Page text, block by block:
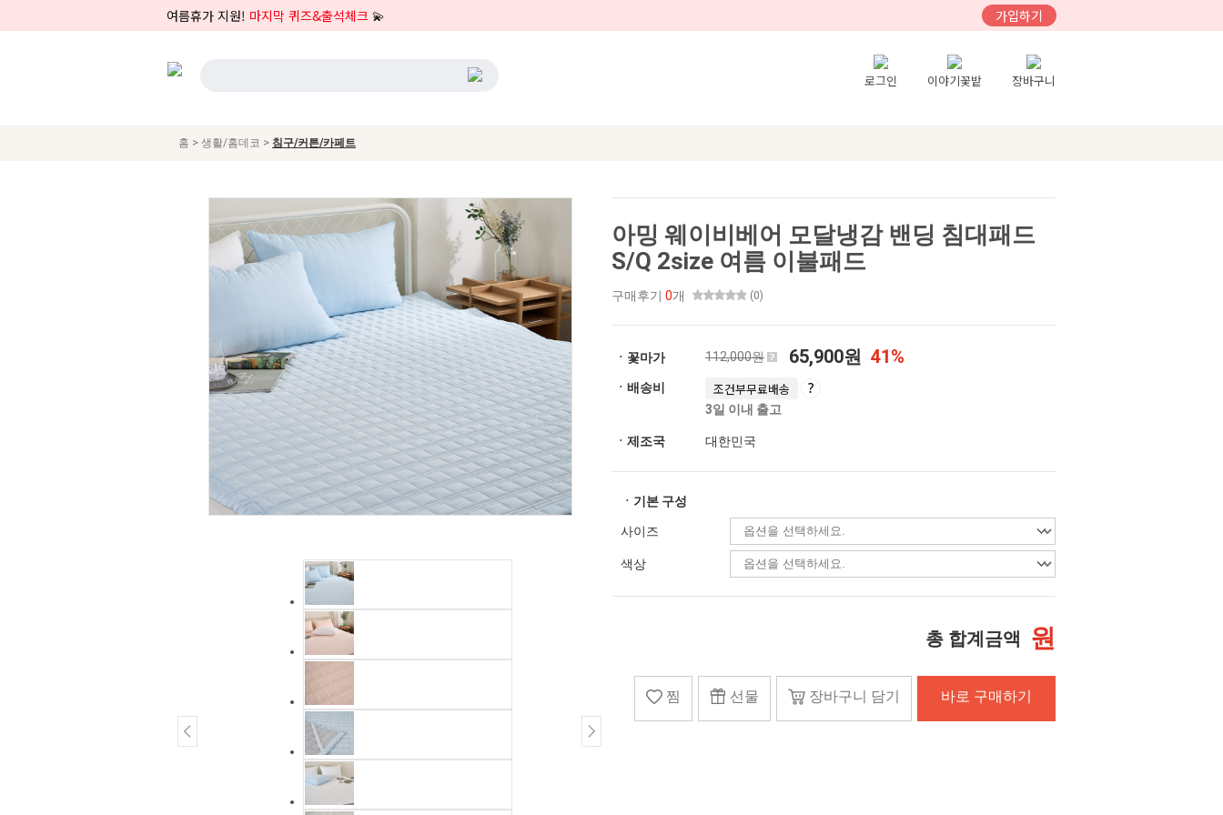
여름휴가 지원! 마지막 퀴즈&출석체크 💫 가입하기
로그인 이야기꽃밭 장바구니
홈 > 생활/홈데코 > 침구/커튼/카페트
아밍 웨이비베어 모달냉감 밴딩 침대패드
S/Q 2size 여름 이불패드
구매후기 0개 (0)
ㆍ꽃마가 112,000원 65,900원 41%
ㆍ배송비 조건부무료배송
3일 이내 출고
ㆍ제조국 대한민국
ㆍ기본 구성
사이즈
색상
총 합계금액 원
찜 선물 장바구니 담기 바로 구매하기